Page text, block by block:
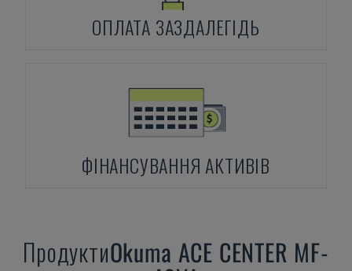
ОПЛАТА ЗАЗДАЛЕГІДЬ
ФІНАНСУВАННЯ АКТИВІВ
ПродуктиOkuma ACE CENTER MF-